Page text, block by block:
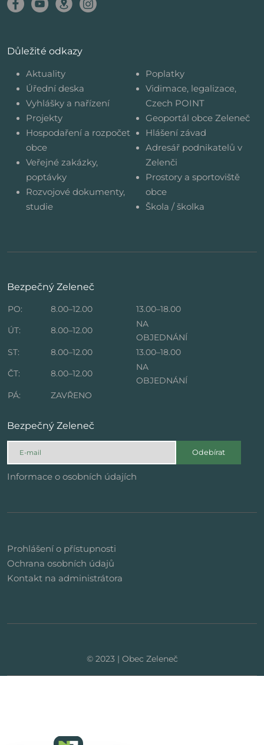
Důležité odkazy
Aktuality
Úřední deska
Vyhlášky a nařízení
Projekty
Hospodaření a rozpočet
obce
Veřejné zakázky,
poptávky
Rozvojové dokumenty,
studie
Poplatky
Vidimace, legalizace,
Czech POINT
Geoportál obce Zeleneč
Hlášení závad
Adresář podnikatelů v
Zelenči
Prostory a sportoviště
obce
Škola / školka
Bezpečný Zeleneč
PO: 8.00–12.00
13.00–18.00
ÚT:
8.00–12.00
NA
OBJEDNÁNÍ
ST:
8.00–12.00
13.00–18.00
ČT:
8.00–12.00
NA
OBJEDNÁNÍ
PÁ:
ZAVŘENO
Bezpečný Zeleneč
Odebírat
Informace o osobních údajích
Prohlášení o přístupnosti
Ochrana osobních údajů
Kontakt na administrátora
© 2023 | Obec Zeleneč